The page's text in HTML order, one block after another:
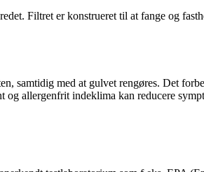
Filtret er konstrueret til at fange og
samtidig med at gulvet rengøres. Det
allergenfrit indeklima kan reducere